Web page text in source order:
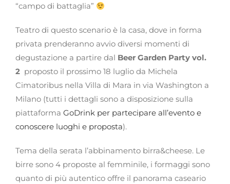
“campo di battaglia”
Teatro di questo scenario è la casa, dove in forma
privata prenderanno avvio diversi momenti di
degustazione a partire dal Beer Garden Party vol.
2 proposto il prossimo 18 luglio da Michela
Cimatoribus nella Villa di Mara in via Washington a
Milano (tutti i dettagli sono a disposizione sulla
piattaforma GoDrink per partecipare all’evento e
conoscere luoghi e proposta).
Tema della serata l’abbinamento birra&cheese. Le
birre sono 4 proposte al femminile, i formaggi sono
quanto di più autentico offre il panorama caseario